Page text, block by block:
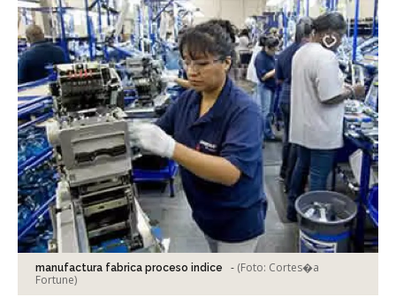
manufactura fabrica proceso indice - (Foto: Cortes�a
Fortune)